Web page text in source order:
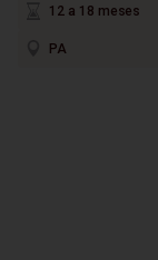
12 a 18 meses
PA